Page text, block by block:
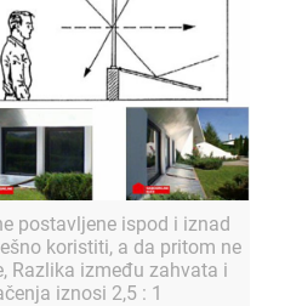
postavljene ispod i iznad
koristiti, a da pritom ne
Razlika između zahvata i
iznosi 2,5 : 1